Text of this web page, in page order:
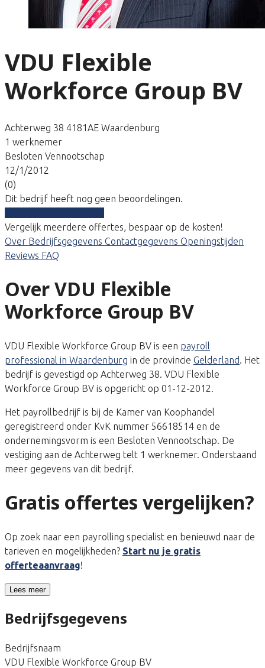
VDU Flexible
Workforce Group BV
Achterweg 38 4181AE Waardenburg
1 werknemer
Besloten Vennootschap
12/1/2012
(0)
Dit bedrijf heeft nog geen beoordelingen.
Vergelijk meerdere offertes, bespaar op de kosten!
Over Bedrijfsgegevens Contactgegevens Openingstijden
Reviews FAQ
Over VDU Flexible
Workforce Group BV
VDU Flexible Workforce Group BV is een payroll
professional in Waardenburg in de provincie Gelderland. Het
bedrijf is gevestigd op Achterweg 38. VDU Flexible
Workforce Group BV is opgericht op 01-12-2012.
Het payrollbedrijf is bij de Kamer van Koophandel
geregistreerd onder KvK nummer 56618514 en de
ondernemingsvorm is een Besloten Vennootschap. De
vestiging aan de Achterweg telt 1 werknemer. Onderstaand
meer gegevens van dit bedrijf.
Gratis offertes vergelijken?
Op zoek naar een payrolling specialist en benieuwd naar de
tarieven en mogelijkheden? Start nu je gratis
offerteaanvraag!
Lees meer
Bedrijfsgegevens
Bedrijfsnaam
VDU Flexible Workforce Group BV